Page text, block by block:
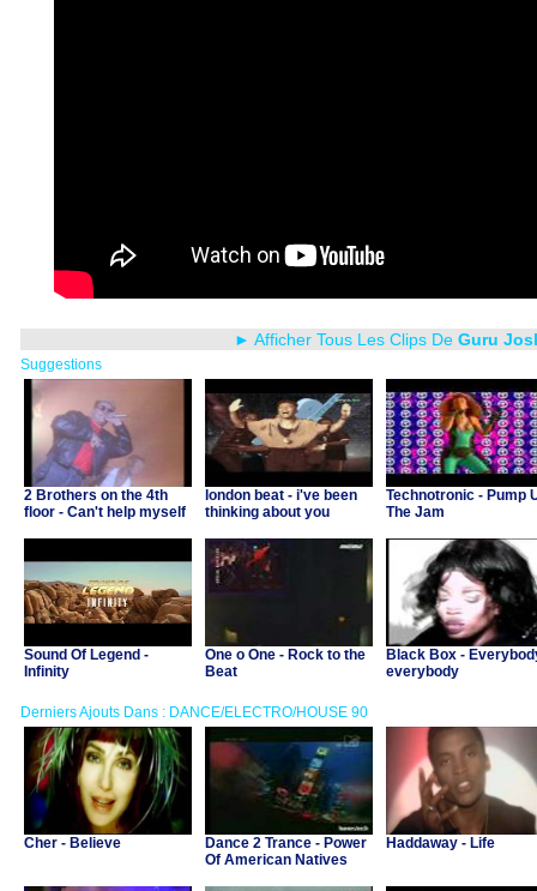
► Afficher Tous Les Clips De Guru
Suggestions
2 Brothers on the 4th
floor - Can't help myself
london beat - i've been
thinking about you
Technotronic - Pump
The Jam
Sound Of Legend -
Infinity
One o One - Rock to the
Beat
Black Box -
everybody
Derniers Ajouts Dans : DANCE/ELECTRO/HOUSE 90
Cher - Believe
Dance 2 Trance - Power
Of American Natives
Haddaway - Life